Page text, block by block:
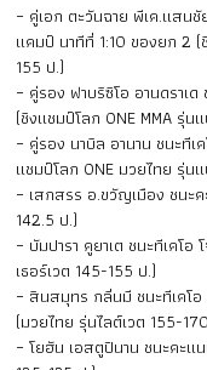
– คู่เอก ตะวันฉาย พีเค.แสน
แคมป์ นาทีที่ 1:10 ของยก 2 (
155 ป.)
– คู่รอง ฟาบริซิโอ อานดราเ
(ชิงแชมป์โลก ONE MMA รุ่น
– คู่รอง นาบิล อานาน ชนะที
แชมป์โลก ONE มวยไทย รุ่น
– เสกสรร อ.ขวัญเมือง ชนะ
142.5 ป.)
– บัมปารา คูยาเต ชนะทีเคโ
เธอร์เวต 145-155 ป.)
– สินสมุทร กลิ่นมี ชนะทีเคโ
(มวยไทย รุ่นไลต์เวต 155-
– โยฮัน เอสตูปินาน ชนะคะแ